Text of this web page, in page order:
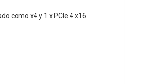
como x4 y 1 x PCIe 4 x16